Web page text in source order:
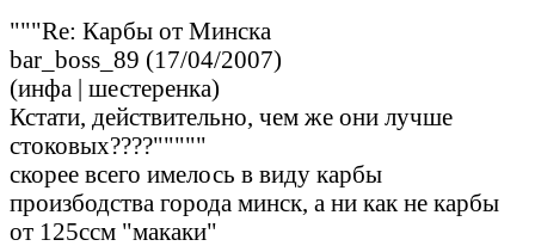
"""Re: Карбы от Минска
bar_boss_89 (17/04/2007)
(инфа | шестеренка)
Кстати, действительно, чем же они лучше
стоковых????"""""
скорее всего имелось в виду карбы
произбодства города минск, а ни как не карбы
от 125ссм "макаки"